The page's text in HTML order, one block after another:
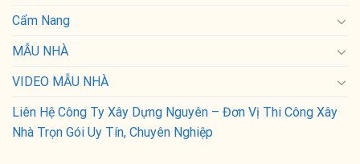
Cẩm Nang
MẪU NHÀ
VIDEO MẪU NHÀ
Liên Hệ Công Ty Xây Dựng Nguyên – Đơn Vị Thi Công Xây
Nhà Trọn Gói Uy Tín, Chuyên Nghiệp